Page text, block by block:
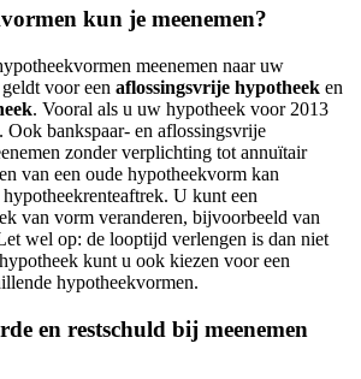
kun je meenemen?
meenemen naar uw
voor een aflossingsvrije hypotheek en
. Vooral als u uw hypotheek voor 2013
bankspaar- en aflossingsvrije
zonder verplichting tot annuïtair
van een oude hypotheekvorm kan
U kunt een
van vorm veranderen, bijvoorbeeld van
wel op: de looptijd verlengen is dan niet
kunt u ook kiezen voor een
hypotheekvormen.
en restschuld bij meenemen